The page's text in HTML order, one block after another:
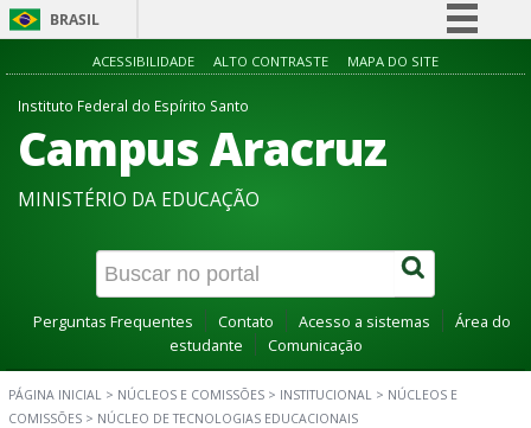
BRASIL
Simplifique!
Acesso à informação
Canais
ACESSIBILIDADE ALTO CONTRASTE MAPA DO SITE
Instituto Federal do Espírito Santo
Campus Aracruz
MINISTÉRIO DA EDUCAÇÃO
Perguntas Frequentes Contato Acesso a sistemas
Área do
estudante
Comunicação
PÁGINA INICIAL > NÚCLEOS E COMISSÕES > INSTITUCIONAL > NÚCLEOS E
COMISSÕES > NÚCLEO DE TECNOLOGIAS EDUCACIONAIS